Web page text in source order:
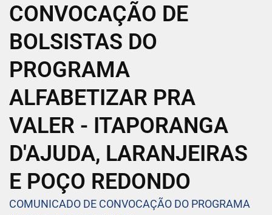
CONVOCAÇÃO DE
BOLSISTAS DO
PROGRAMA
ALFABETIZAR PRA
VALER - ITAPORANGA
D'AJUDA, LARANJEIRAS
E POÇO REDONDO
COMUNICADO DE CONVOCAÇÃO DO PROGRAMA